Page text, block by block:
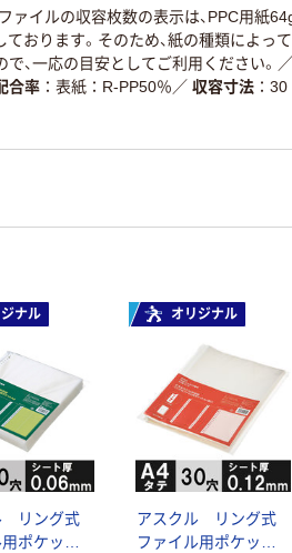
ァイルの収容枚数の表示は、PPC用紙
おります。そのため、紙の種類によっ
、一応の目安としてご利用ください。 ／
合率 表紙：R-PP50％ ／ 収容寸法
30
ナル
リング式
ポケッ
オリジナル
アスクル リング式
ファイル用ポケッ